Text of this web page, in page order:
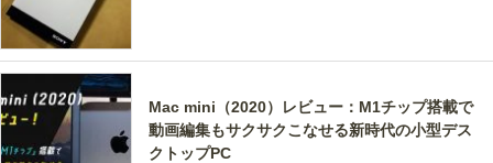
Mac mini（2020）レビュー：M1チップ搭載で
動画編集もサクサクこなせる新時代の小型デス
クトップPC